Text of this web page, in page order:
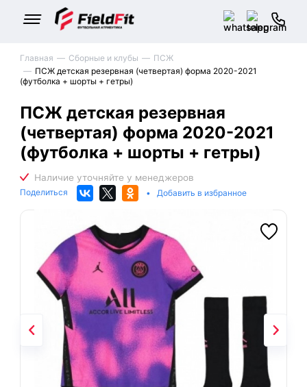
Главная Сборные и клубы
ПСЖ
ПСЖ детская резервная (четвертая) форма 2020-2021
(футболка + шорты + гетры)
ПСЖ детская резервная
(четвертая) форма 2020-2021
(футболка + шорты + гетры)
Поделиться • Добавить в избранное